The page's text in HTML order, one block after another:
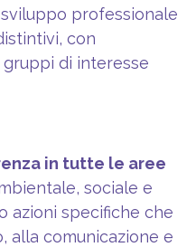
professionale
con
di interesse
in tutte le aree
sociale e
azioni specifiche che
alla comunicazione e